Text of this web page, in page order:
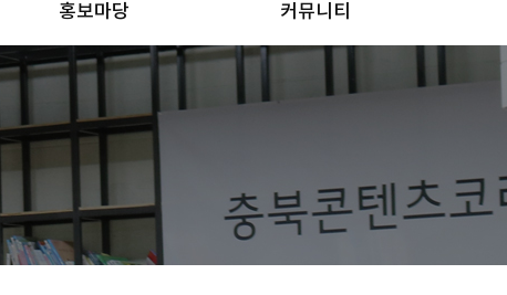
홍보마당 커뮤니티